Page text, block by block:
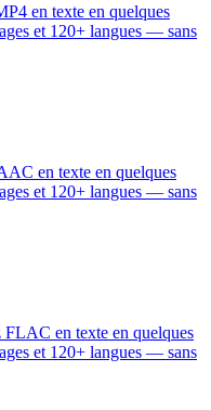
en texte en quelques
et 120+ langues — sans
en texte en quelques
et 120+ langues — sans
en texte en quelques
et 120+ langues — sans